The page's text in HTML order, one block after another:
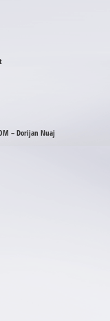
– Dorijan Nuaj